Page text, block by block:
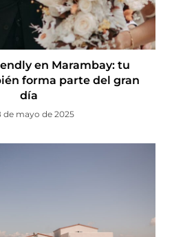
en Marambay: tu
forma parte del gran
día
de mayo de 2025